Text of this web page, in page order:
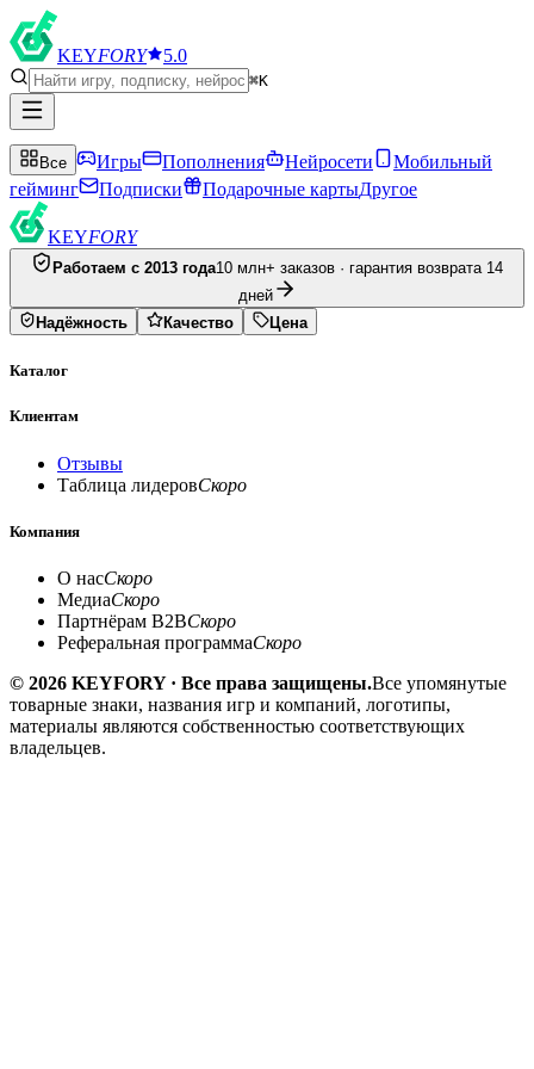
KEYFORY 5.0
⌘K
Все Игры Пополнения Нейросети
Мобильный
гейминг
Подписки Подарочные картыДругое
KEYFORY
Работаем с 2013 года10 млн+ заказов · гарантия возврата 14
дней
Надёжность
Качество Цена
Каталог
Клиентам
Отзывы
Таблица лидеровСкоро
Компания
О насСкоро
МедиаСкоро
Партнёрам B2BСкоро
Реферальная программаСкоро
© 2026 KEYFORY · Все права защищены.Все упомянутые
товарные знаки, названия игр и компаний, логотипы,
материалы являются собственностью соответствующих
владельцев.